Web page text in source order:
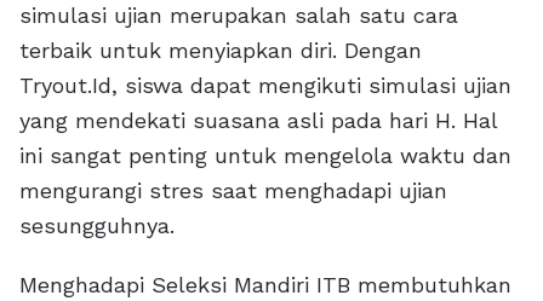
simulasi ujian merupakan salah satu cara
terbaik untuk menyiapkan diri. Dengan
Tryout.Id, siswa dapat mengikuti simulasi ujian
yang mendekati suasana asli pada hari H. Hal
ini sangat penting untuk mengelola waktu dan
mengurangi stres saat menghadapi ujian
sesungguhnya.
Menghadapi Seleksi Mandiri ITB membutuhkan